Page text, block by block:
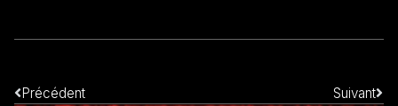
Précédent Suivant